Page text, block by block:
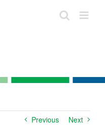
Previous Next